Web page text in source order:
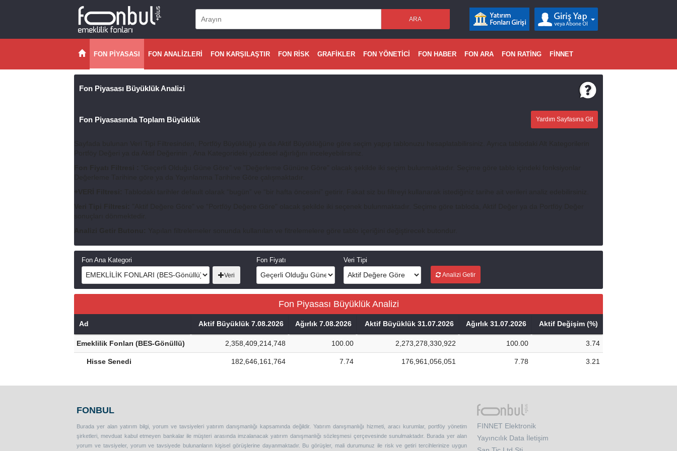
ARA
FON PİYASASI FON ANALİZLERİ FON KARŞILAŞTIR FON RİSK GRAFİKLER FON YÖNETİCİ FON HABER FON ARA FON RATİNG FİNNET
Fon Piyasası Büyüklük Analizi
Fon Piyasasında Toplam Büyüklük Yardım Sayfasına Git
Fon Ana Kategori
Veri
Fon Fiyatı Veri Tipi
Analizi Getir
Fon Piyasası Büyüklük Analizi
Ad Aktif Büyüklük 7.08.2026 Ağırlık 7.08.2026 Aktif Büyüklük 31.07.2026 Ağırlık 31.07.2026 Aktif Değişim (%)
Emeklilik Fonları (BES-Gönüllü) 2,358,409,214,748 100.00 2,273,278,330,922 100.00 3.74
Hisse Senedi 182,646,161,764 7.74 176,961,056,051 7.78 3.21
FONBUL
Burada yer alan yatırım bilgi, yorum ve tavsiyeleri yatırım danışmanlığı kapsamında değildir. Yatırım danışmanlığı hizmeti, aracı kurumlar, portföy yönetim
şirketleri, mevduat kabul etmeyen bankalar ile müşteri arasında imzalanacak yatırım danışmanlığı sözleşmesi çerçevesinde sunulmaktadır. Burada yer alan
yorum ve tavsiyeler, yorum ve tavsiyede bulunanların kişisel görüşlerine dayanmaktadır. Bu görüşler, mali durumunuz ile risk ve getiri tercihlerinize uygun
FINNET Elektronik
Yayıncılık Data İletişim